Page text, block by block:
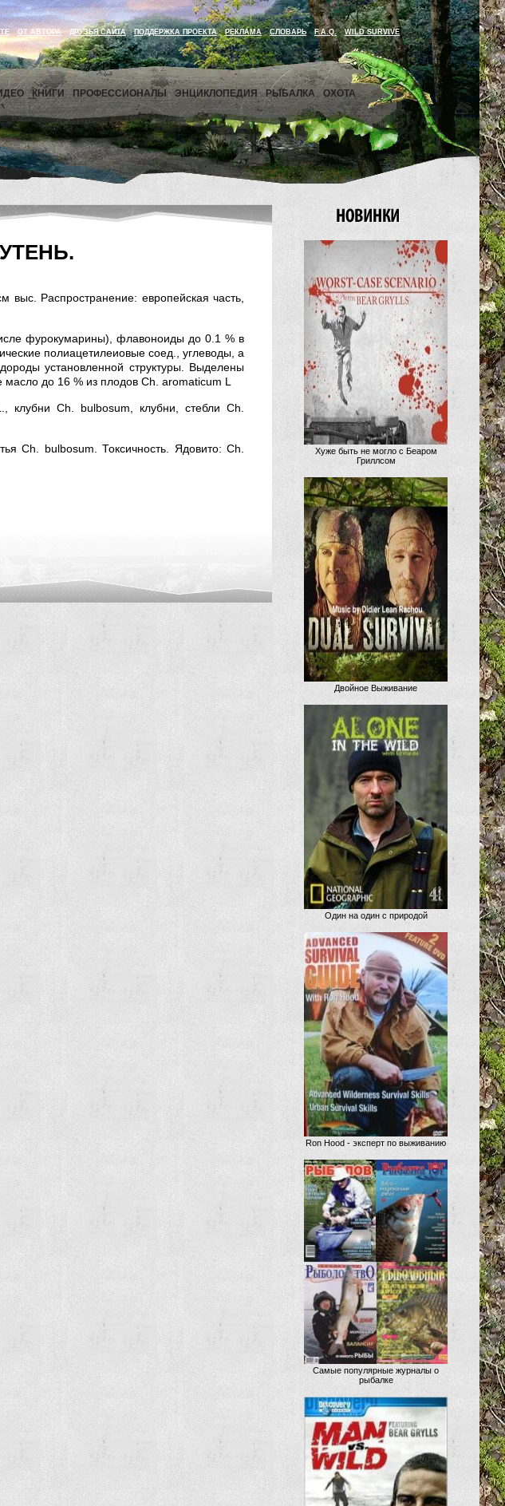
ОТ АВТОРА ДРУЗЬЯ САЙТА ПОДДЕРЖКА ПРОЕКТА РЕКЛАМА СЛОВАРЬ F.A.Q. WILD SURVIVE
КНИГИ ПРОФЕССИОНАЛЫ ЭНЦИКЛОПЕДИЯ РЫБАЛКА ОХОТА
выс. Распространение: европейская часть,
фурокумарины), флавоноиды до 0.1 % в
полиацетилеиовые соед., углеводы, а
установленной структуры. Выделены
до 16 % из плодов Ch. aromaticum L
Ch. bulbosum, клубни, стебли Ch.
Ch. bulbosum. Токсичность. Ядовито: Ch.
Хуже быть не могло с Беаром
Гриллсом
Двойное Выживание
Один на один с природой
Ron Hood - эксперт по выживанию
Самые популярные журналы о
рыбалке